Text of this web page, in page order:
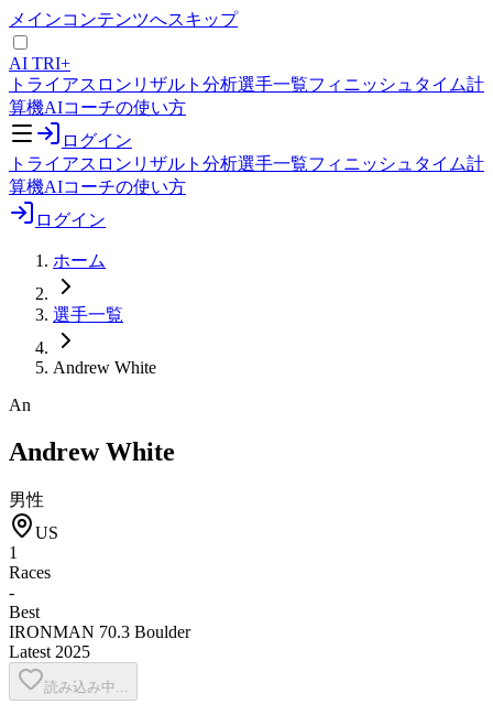
メインコンテンツへスキップ
AI TRI+
トライアスロンリザルト分析選手一覧フィニッシュタイム計
算機AIコーチの使い方
ログイン
トライアスロンリザルト分析選手一覧フィニッシュタイム計
算機AIコーチの使い方
ログイン
ホーム
選手一覧
Andrew White
An
Andrew White
男性
US
1
Races
-
Best
IRONMAN 70.3 Boulder
Latest 2025
読み込み中...